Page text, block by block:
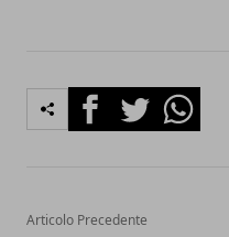
FacebookTwitterWhatsapp
Articolo Precedente